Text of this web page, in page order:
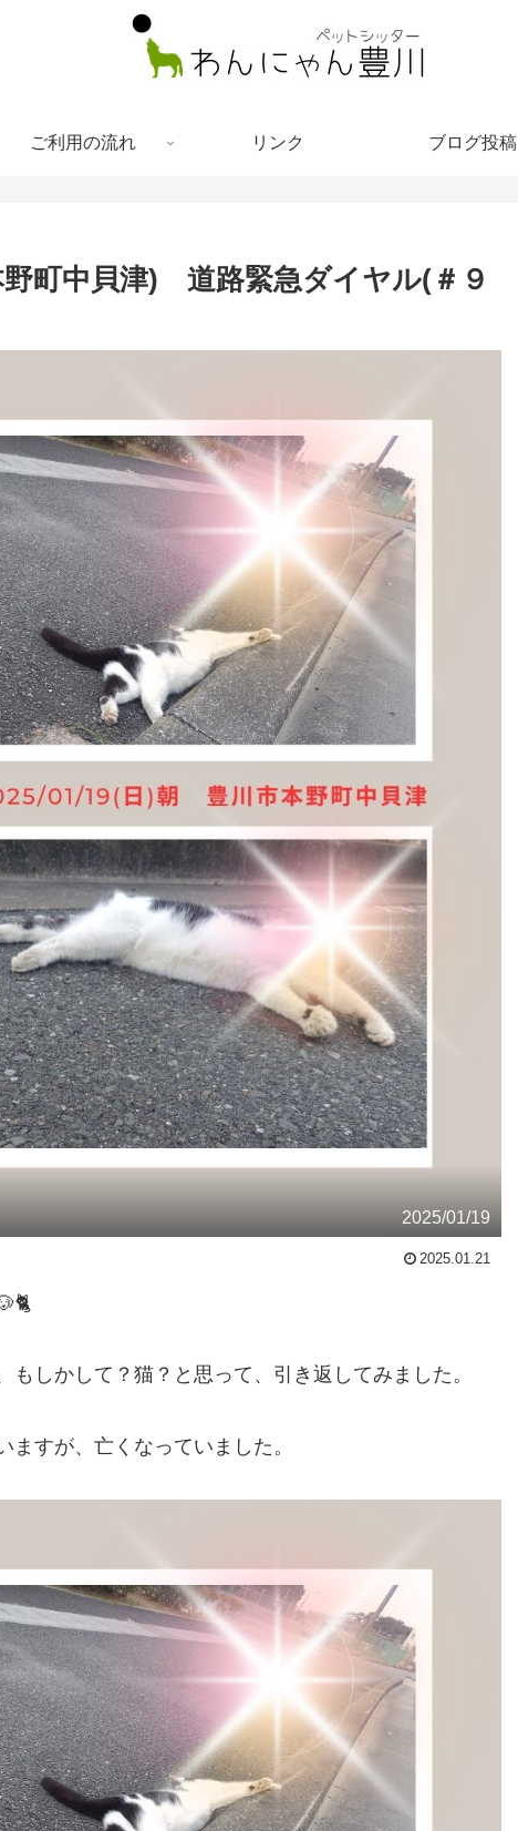
ご利用の流れ リンク ブログ投稿
町中貝津) 道路緊急ダイヤル(＃９
2025/01/19
2025.01.21
しかして？猫？と思って、引き返してみました。
すが、亡くなっていました。